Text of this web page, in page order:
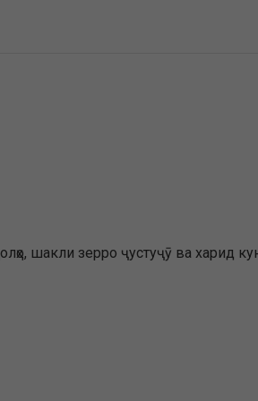
шакли зерро ҷустуҷӯ ва харид